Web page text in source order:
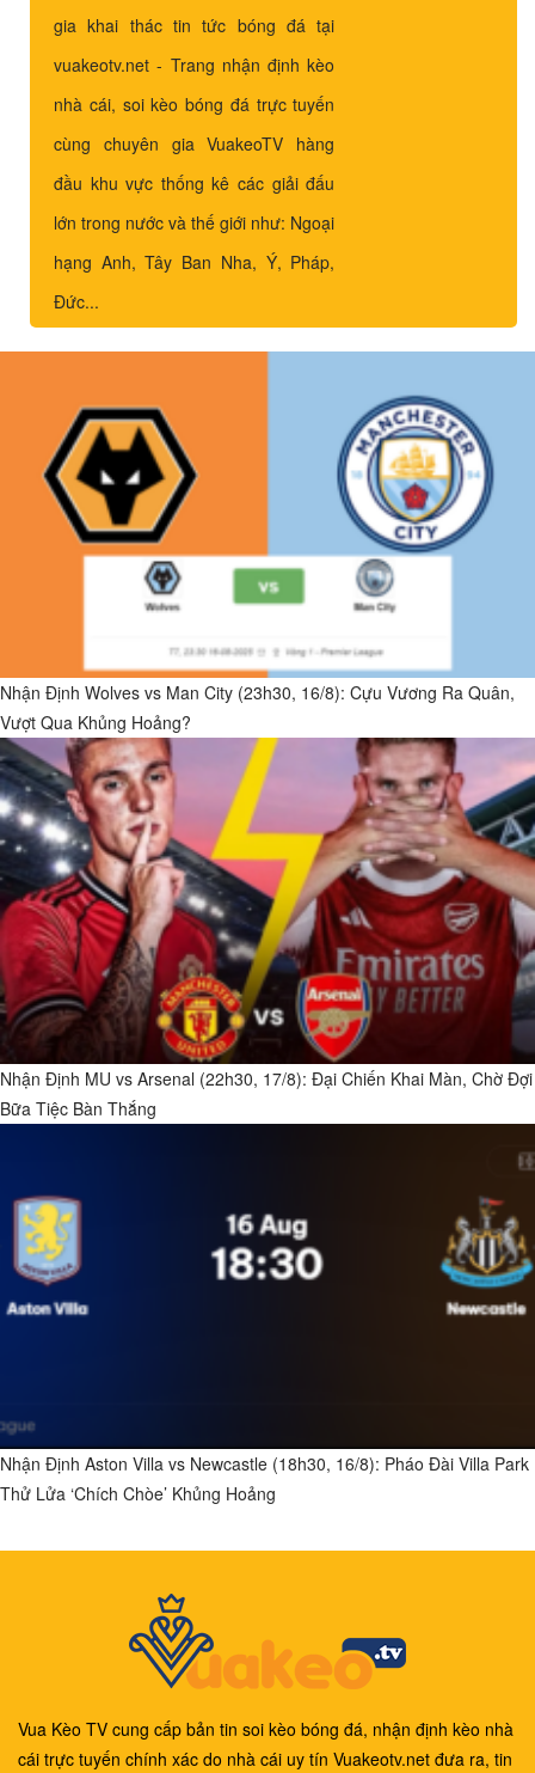
gia khai thác tin tức bóng đá tại
vuakeotv.net - Trang nhận định kèo
nhà cái, soi kèo bóng đá trực tuyến
cùng chuyên gia VuakeoTV hàng
đầu khu vực thống kê các giải đấu
lớn trong nước và thế giới như: Ngoại
hạng Anh, Tây Ban Nha, Ý, Pháp,
Đức...
Nhận Định Wolves vs Man City (23h30, 16/8): Cựu Vương Ra Quân,
Vượt Qua Khủng Hoảng?
Nhận Định MU vs Arsenal (22h30, 17/8): Đại Chiến Khai Màn, Chờ Đợi
Bữa Tiệc Bàn Thắng
Nhận Định Aston Villa vs Newcastle (18h30, 16/8): Pháo Đài Villa Park
Thử Lửa ‘Chích Chòe’ Khủng Hoảng
Vua Kèo TV cung cấp bản tin soi kèo bóng đá, nhận định kèo nhà
cái trực tuyến chính xác do nhà cái uy tín Vuakeotv.net đưa ra, tin